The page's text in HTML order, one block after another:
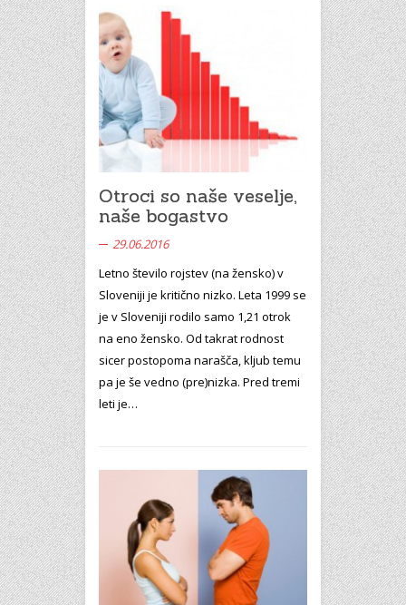
Otroci so naše veselje,
naše bogastvo
29.06.2016
Letno število rojstev (na žensko) v
Sloveniji je kritično nizko. Leta 1999 se
je v Sloveniji rodilo samo 1,21 otrok
na eno žensko. Od takrat rodnost
sicer postopoma narašča, kljub temu
pa je še vedno (pre)nizka. Pred tremi
leti je…